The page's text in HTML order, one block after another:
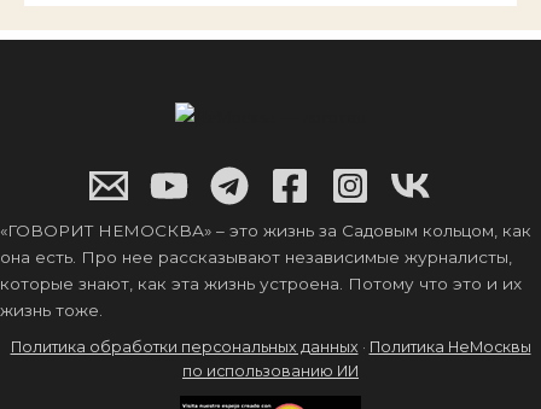
«ГОВОРИТ НЕМОСКВА» – это жизнь за Садовым кольцом, как
она есть. Про нее рассказывают независимые журналисты,
которые знают, как эта жизнь устроена. Потому что это и их
жизнь тоже.
Политика обработки персональных данных · Политика НеМосквы
по использованию ИИ